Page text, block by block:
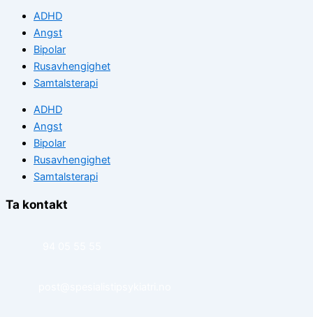
ADHD
Angst
Bipolar
Rusavhengighet
Samtalsterapi
ADHD
Angst
Bipolar
Rusavhengighet
Samtalsterapi
Ta kontakt